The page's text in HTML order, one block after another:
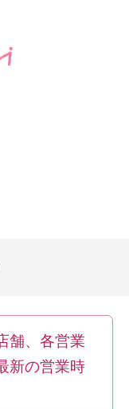
舗、各営業
新の営業時